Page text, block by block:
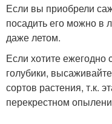
Если вы приобрели
посадить его можно в
даже летом.
Если хотите
голубики,
сортов растения, т.к.
перекрестном